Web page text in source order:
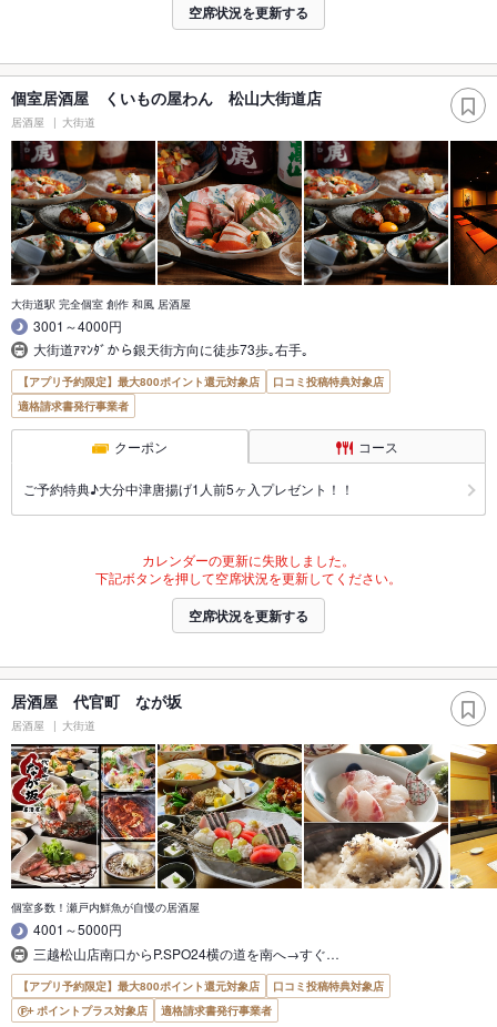
空席状況を更新する
個室居酒屋 くいもの屋わん 松山大街道店
居酒屋 大街道
大街道駅 完全個室 創作 和風 居酒屋
3001～4000円
大街道ｱﾏﾝﾀﾞから銀天街方向に徒歩73歩｡右手｡
【アプリ予約限定】最大800ポイント還元対象店
口コミ投稿特典対象店
適格請求書発行事業者
クーポン コース
ご予約特典♪大分中津唐揚げ1人前5ヶ入プレゼント！！
カレンダーの更新に失敗しました。
下記ボタンを押して空席状況を更新してください。
空席状況を更新する
居酒屋 代官町 なが坂
居酒屋 大街道
個室多数！瀬戸内鮮魚が自慢の居酒屋
4001～5000円
三越松山店南口からP.SPO24横の道を南へ→すぐ…
【アプリ予約限定】最大800ポイント還元対象店
口コミ投稿特典対象店
ポイントプラス対象店
適格請求書発行事業者